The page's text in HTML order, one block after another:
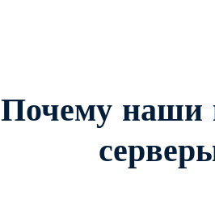
Почему наши